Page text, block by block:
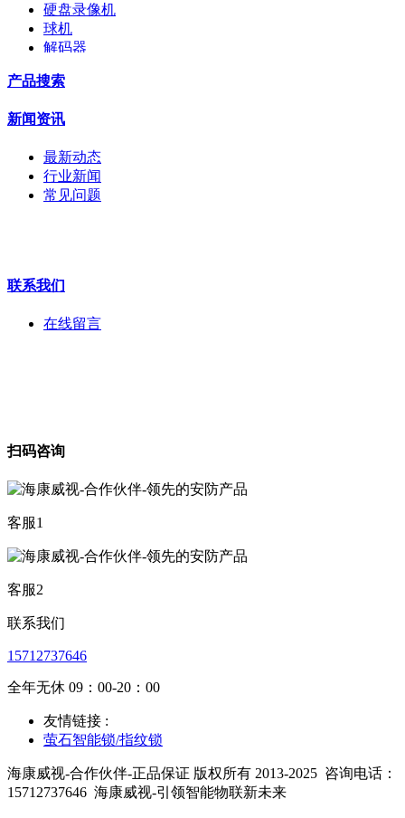
硬盘录像机
球机
解码器
配件
拼接屏
安检门
工程宝
海康机器人
产品搜索
新闻资讯
最新动态
行业新闻
常见问题
联系我们
在线留言
扫码咨询
客服1
客服2
联系我们
15712737646
全年无休 09：00-20：00
友情链接 :
萤石智能锁/指纹锁
海康威视-合作伙伴-正品保证 版权所有 2013-2025 咨询电话：
15712737646 海康威视-引领智能物联新未来